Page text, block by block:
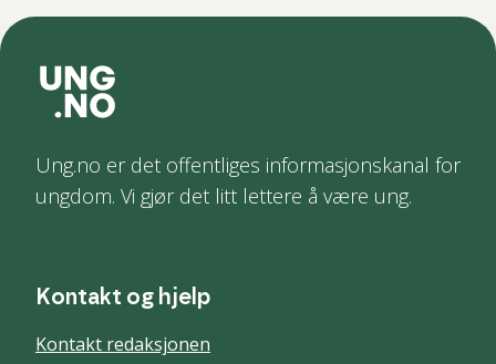
Ung.no er det offentliges informasjonskanal for
ungdom. Vi gjør det litt lettere å være ung.
Kontakt og hjelp
Kontakt redaksjonen